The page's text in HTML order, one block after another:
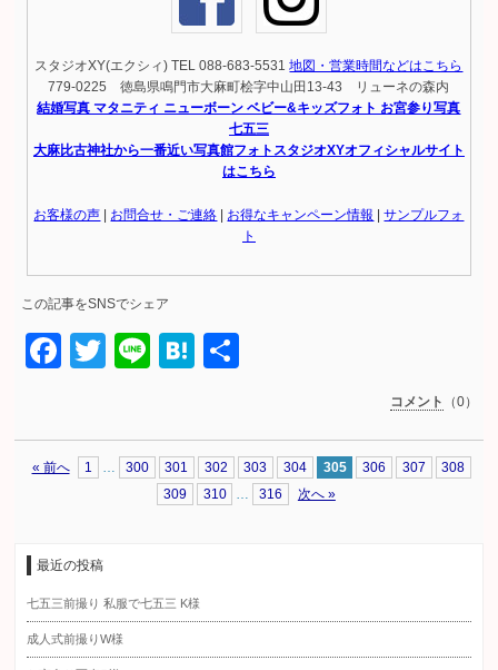
スタジオXY(エクシィ) TEL 088-683-5531地図・営業時間などはこちら
779-0225 徳島県鳴門市大麻町桧字中山田13-43 リューネの森内
結婚写真 マタニティ ニューボーン ベビー&キッズフォト お宮参り写真
七五三
大麻比古神社から一番近い写真館フォトスタジオXYオフィシャルサイト
はこちら
お客様の声 お問合せ・ご連絡 お得なキャンペーン情報 |サンプルフォ
ト
この記事をSNSでシェア
Facebook
Twitter
LineHatena
コメント （0）
« 前へ 1 … 300 301 302 303 304 305 306 307
308
309
310 … 316 次へ »
最近の投稿
七五三前撮り 私服で七五三 K様
成人式前撮りW様